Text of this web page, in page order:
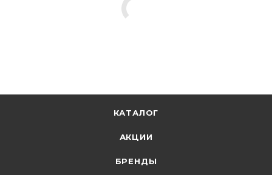
КАТАЛОГ
АКЦИИ
БРЕНДЫ